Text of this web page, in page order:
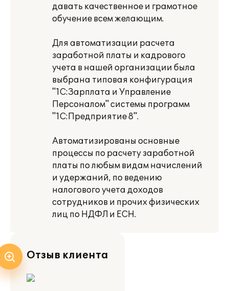
давать качественное и грамотное
обучение всем желающим.
Для автоматизации расчета
заработной платы и кадрового
учета в нашей организации была
выбрана типовая конфигурация
"1С:Зарплата и Управление
Персоналом" системы программ
"1С:Предприятие 8".
Автоматизированы основные
процессы по расчету заработной
платы по любым видам начислений
и удержаний, по ведению
налогового учета доходов
сотрудников и прочих физических
лиц по НДФЛ и ЕСН.
Отзыв клиента